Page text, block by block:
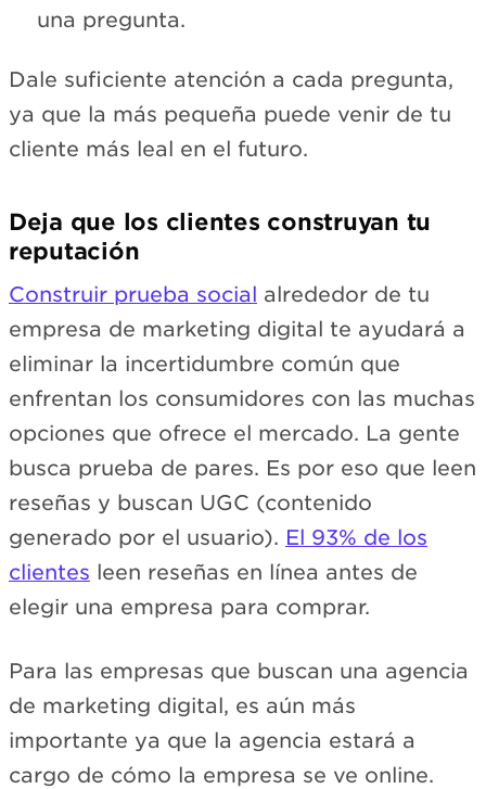
una pregunta.
Dale suficiente atención a cada pregunta,
ya que la más pequeña puede venir de tu
cliente más leal en el futuro.
Deja que los clientes construyan tu
reputación
Construir prueba social alrededor de tu
empresa de marketing digital te ayudará a
eliminar la incertidumbre común que
enfrentan los consumidores con las muchas
opciones que ofrece el mercado. La gente
busca prueba de pares. Es por eso que leen
reseñas y buscan UGC (contenido
generado por el usuario). El 93% de los
clientes leen reseñas en línea antes de
elegir una empresa para comprar.
Para las empresas que buscan una agencia
de marketing digital, es aún más
importante ya que la agencia estará a
cargo de cómo la empresa se ve online.